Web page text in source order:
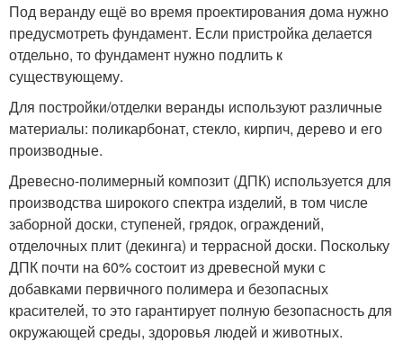
Под веранду ещё во время проектирования дома нужно
предусмотреть фундамент. Если пристройка делается
отдельно, то фундамент нужно подлить к
существующему.
Для постройки/отделки веранды используют различные
материалы: поликарбонат, стекло, кирпич, дерево и его
производные.
Древесно-полимерный композит (ДПК) используется для
производства широкого спектра изделий, в том числе
заборной доски, ступеней, грядок, ограждений,
отделочных плит (декинга) и террасной доски. Поскольку
ДПК почти на 60% состоит из древесной муки с
добавками первичного полимера и безопасных
красителей, то это гарантирует полную безопасность для
окружающей среды, здоровья людей и животных.